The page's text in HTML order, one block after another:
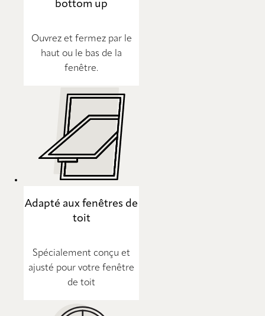
bottom up
Ouvrez et fermez par le
haut ou le bas de la
fenêtre.
Adapté aux fenêtres de
toit
Spécialement conçu et
ajusté pour votre fenêtre
de toit